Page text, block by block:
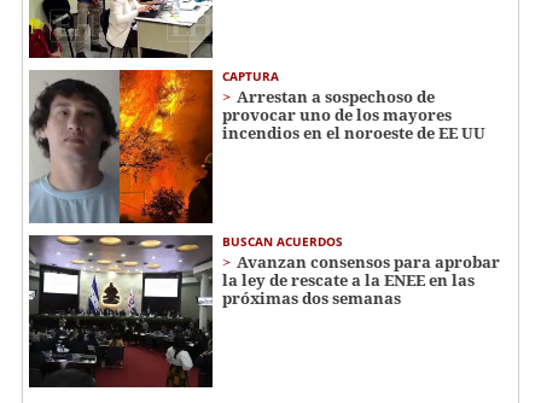
CAPTURA
Arrestan a sospechoso de
provocar uno de los mayores
incendios en el noroeste de EE UU
BUSCAN ACUERDOS
Avanzan consensos para aprobar
la ley de rescate a la ENEE en las
próximas dos semanas